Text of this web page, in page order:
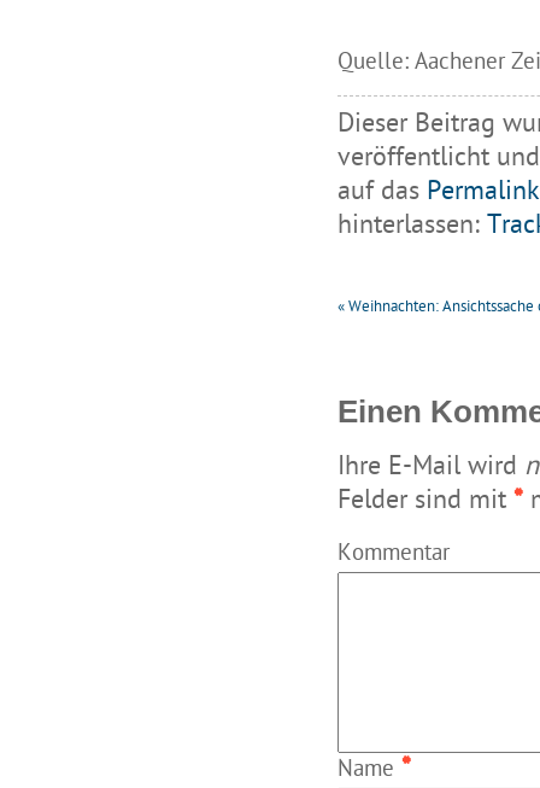
Quelle: Aachener
Dieser Beitrag
veröffentlicht
auf das Permalink
hinterlassen:
«Weihnachten:
Einen
Ihre E-Mail wird
Felder sind mit *
Kommentar
Name *